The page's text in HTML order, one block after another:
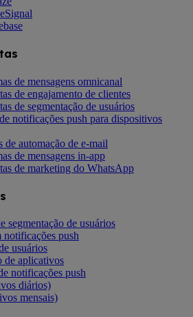
de mensagens omnicanal
de engajamento de clientes
de segmentação de usuários
notificações push para dispositivos
de automação de e-mail
de mensagens in-app
de marketing do WhatsApp
segmentação de usuários
notificações push
usuários
de aplicativos
notificações push
diários)
mensais)